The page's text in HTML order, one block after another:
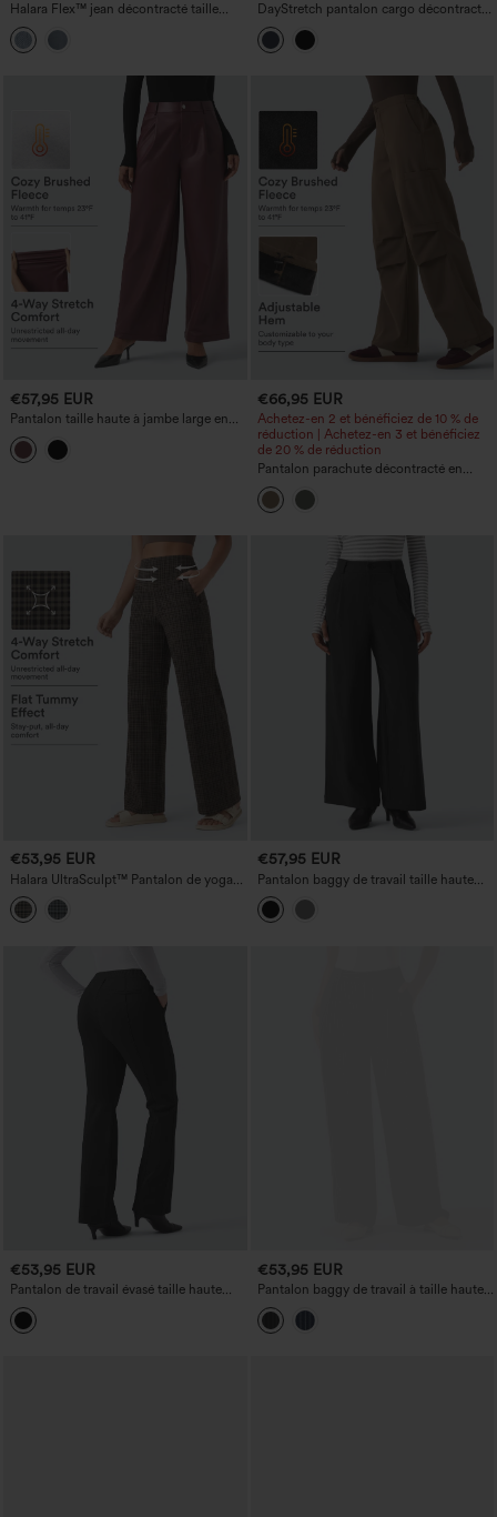
Halara Flex™ jean décontracté taille
haute à coupe 'barrel' avec poches
DayStretch pantalon cargo décontracté
taille haute, gainant et rehaussant les
fesses, avec poches
€57,95 EUR
Pantalon taille haute à jambe large en
simili cuir PU, doublure polaire, style
décontracté, avec poches.
€66,95 EUR
Achetez-en 2 et bénéficiez de 10 % de
réduction | Achetez-en 3 et bénéficiez
de 20 % de réduction
Pantalon parachute décontracté en
polaire, taille haute et coupe large, avec
poches
€53,95 EUR
Halara UltraSculpt™ Pantalon de yoga
taille haute à imprimé à carreaux, coupe
droite, effet gainant pour le ventre, avec
poches
€57,95 EUR
Pantalon baggy de travail taille haute
avec poches
€53,95 EUR
Pantalon de travail évasé taille haute
avec poches
€53,95 EUR
Pantalon baggy de travail à taille haute,
rayé, avec poches